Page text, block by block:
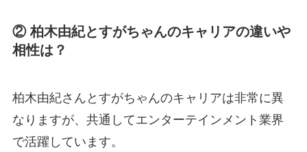
② 柏木由紀とすがちゃんのキャリアの違いや
相性は？
柏木由紀さんとすがちゃんのキャリアは非常に異
なりますが、共通してエンターテインメント業界
で活躍しています。